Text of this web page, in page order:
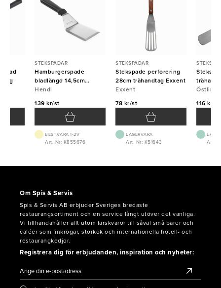
STEKSPADAR
Hamburgerspade
bladlängd 14,5cm
plastskaft Hendi
Hendi
139 kr/st
BEST.VARA 1-2V
Art. Nr: K855676
STEKSPADAR
Stekspade perforering
28cm trähandtag Exxent
Exxent
78 kr/st
LAGERVARA
Art. Nr: K51643
Östlin
116 kr/st
Art.
Om Spis & Servis
Spis & Servis AB erbjuder Sveriges bredaste
restaurangsortiment och en service långt utöver det vanliga.
Vi tillhandahåller allt utom färskvaror till såväl små barer och
caféer som finkrogar, storkök och internationella hotell- och
restaurangkedjor.
Registrera dig för erbjudanden, inspiration och nyheter: